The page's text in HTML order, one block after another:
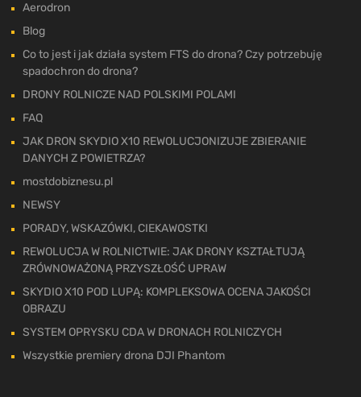
Aerodron
Blog
Co to jest i jak działa system FTS do drona? Czy potrzebuję
spadochron do drona?
DRONY ROLNICZE NAD POLSKIMI POLAMI
FAQ
JAK DRON SKYDIO X10 REWOLUCJONIZUJE ZBIERANIE
DANYCH Z POWIETRZA?
mostdobiznesu.pl
NEWSY
PORADY, WSKAZÓWKI, CIEKAWOSTKI
REWOLUCJA W ROLNICTWIE: JAK DRONY KSZTAŁTUJĄ
ZRÓWNOWAŻONĄ PRZYSZŁOŚĆ UPRAW
SKYDIO X10 POD LUPĄ: KOMPLEKSOWA OCENA JAKOŚCI
OBRAZU
SYSTEM OPRYSKU CDA W DRONACH ROLNICZYCH
Wszystkie premiery drona DJI Phantom